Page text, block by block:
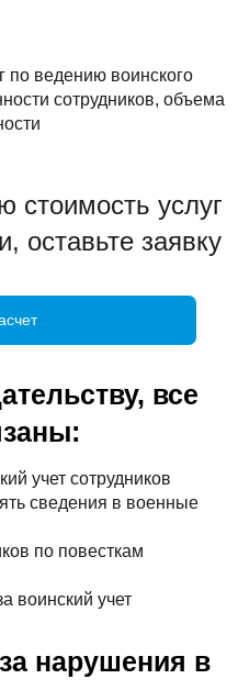
по ведению воинского
сотрудников, объема
стоимость услуг
оставьте заявку
все
учет сотрудников
сведения в военные
по повесткам
воинский учет
нарушения в